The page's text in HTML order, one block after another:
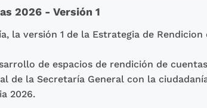
2026 - Versión 1
la versión 1 de la Estrategia de
de espacios de rendición de
de la Secretaría General con la
2026.